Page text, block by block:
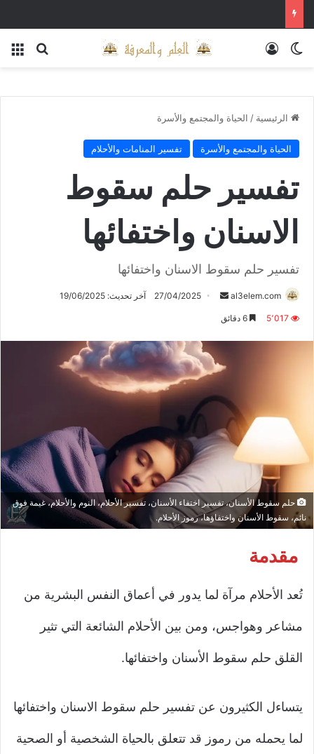
بحث الوضع المظلمتسجيل الدخول
الرئيسية / الحياة والمجتمع والأسرة
الحياة والمجتمع والأسرة تفسير المنامات والأحلام
تفسير حلم سقوط
الاسنان واختفائها
تفسير حلم سقوط الاسنان واختفائها
al3elem.com
أرسل 27/04/2025 آخر تحديث: 19/06/2025
5٬017
حلم سقوط الأسنان، تفسير اختفاء الأسنان، تفسير الأحلام، النوم والأحلام، غيمة فوق
نائم، سقوط الأسنان واختفاؤها، رموز الأحلام.
مقدمة
تُعد الأحلام مرآة لما يدور في أعماق النفس البشرية من
مشاعر وهواجس، ومن بين الأحلام الشائعة التي تثير
القلق حلم سقوط الأسنان واختفائها.
يتساءل الكثيرون عن تفسير حلم سقوط الاسنان واختفائها
لما يحمله من رموز قد تتعلق بالحياة الشخصية أو الصحية